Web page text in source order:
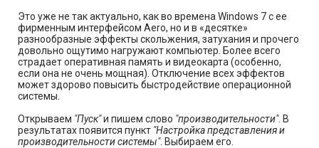
Это уже не так актуально, как во времена Windows 7 с ее
фирменным интерфейсом Aero, но и в «десятке»
разнообразные эффекты скольжения, затухания и прочего
довольно ощутимо нагружают компьютер. Более всего
страдает оперативная память и видеокарта (особенно,
если она не очень мощная). Отключение всех эффектов
может здорово повысить быстродействие операционной
системы.
Открываем "Пуск"и пишем слово "производительности". В
результатах появится пункт "Настройка представления и
производительности системы". Выбираем его.